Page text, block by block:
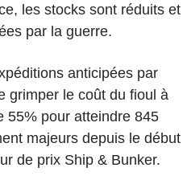
les stocks sont réduits et
par la guerre.
anticipées par
grimper le coût du fioul à
55% pour atteindre 845
majeurs depuis le début
de prix Ship & Bunker.